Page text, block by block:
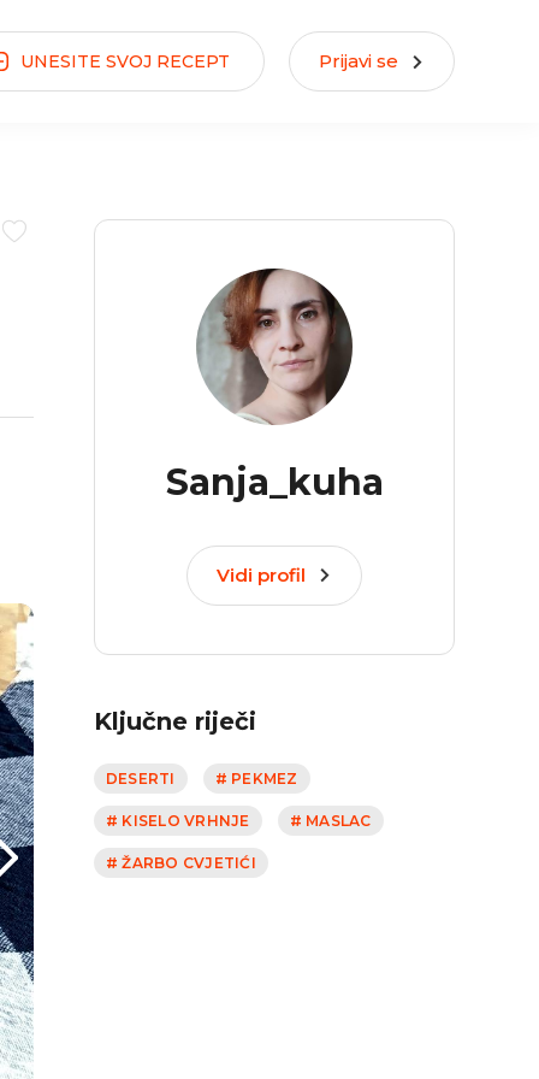
UNESITE SVOJ RECEPT Prijavi se
Sanja_kuha
Vidi profil
Ključne riječi
DESERTI # PEKMEZ
# KISELO VRHNJE # MASLAC
# ŽARBO CVJETIĆI